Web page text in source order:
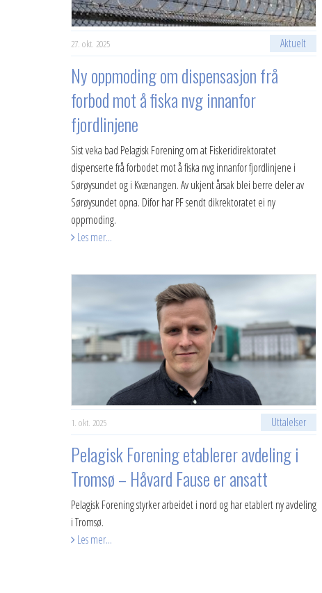
27. okt. 2025 Aktuelt
Ny oppmoding om dispensasjon frå
forbod mot å fiska nvg innanfor
fjordlinjene
Sist veka bad Pelagisk Forening om at Fiskeridirektoratet
dispenserte frå forbodet mot å fiska nvg innanfor fjordlinjene i
Sørøysundet og i Kvænangen. Av ukjent årsak blei berre deler av
Sørøysundet opna. Difor har PF sendt dikrektoratet ei ny
oppmoding.
Les mer...
1. okt. 2025 Uttalelser
Pelagisk Forening etablerer avdeling i
Tromsø – Håvard Fause er ansatt
Pelagisk Forening styrker arbeidet i nord og har etablert ny avdeling
i Tromsø.
Les mer...